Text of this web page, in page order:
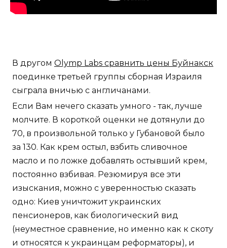
В другом Olymp Labs сравнить цены Буйнакск
поединке третьей группы сборная Израиля
сыграла вничью с англичанами.
Если Вам нечего сказать умного - так, лучше
молчите. В короткой оценки не дотянули до
70, в произвольной только у Губановой было
за 130. Как крем остыл, взбить сливочное
масло и по ложке добавлять остывший крем,
постоянно взбивая. Резюмируя все эти
изыскания, можно с уверенностью сказать
одно: Киев уничтожит украинских
пенсионеров, как биологический вид
(неуместное сравнение, но именно как к скоту
и относятся к украинцам реформаторы), и